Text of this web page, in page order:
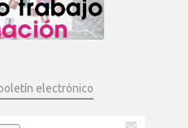
electrónico